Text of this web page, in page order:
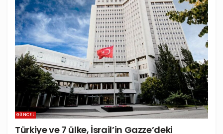
GÜNCEL
Türkiye ve 7 ülke, İsrail’in Gazze’deki